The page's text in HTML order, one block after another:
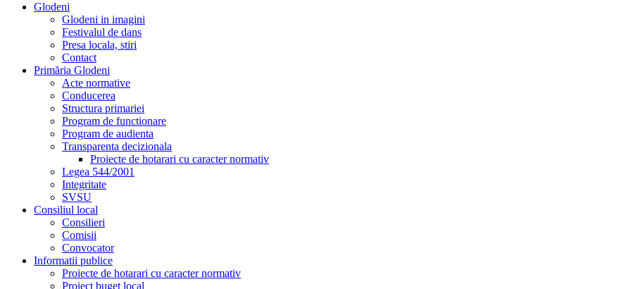
Glodeni
Glodeni in imagini
Festivalul de dans
Presa locala, stiri
Contact
Primăria Glodeni
Acte normative
Conducerea
Structura primariei
Program de functionare
Program de audienta
Transparenta decizionala
Proiecte de hotarari cu caracter normativ
Legea 544/2001
Integritate
SVSU
Consiliul local
Consilieri
Comisii
Convocator
Informatii publice
Proiecte de hotarari cu caracter normativ
Proiect buget local